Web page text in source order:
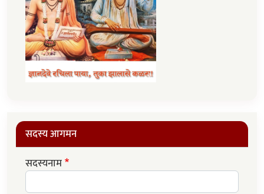
सदस्य आगमन
सदस्यनाम